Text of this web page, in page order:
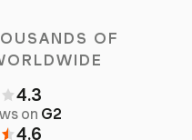
OF
4.3
on G2
4.6